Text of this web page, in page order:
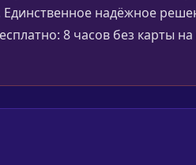
надёжное
8 часов без карты